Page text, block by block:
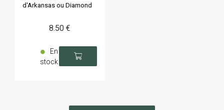
d'Arkansas ou Diamond
8.50 €
En
stock